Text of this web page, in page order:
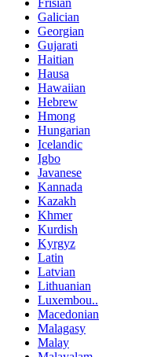
Galician
Georgian
Gujarati
Haitian
Hausa
Hawaiian
Hebrew
Hmong
Hungarian
Icelandic
Igbo
Javanese
Kannada
Kazakh
Khmer
Kurdish
Kyrgyz
Latin
Latvian
Lithuanian
Luxembou..
Macedonian
Malagasy
Malay